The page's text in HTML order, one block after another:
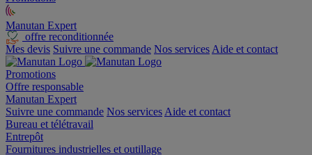
Manutan Expert
offre reconditionnée
Mes devis Suivre une commande Nos services Aide et contact
Promotions
Offre responsable
Manutan Expert
Suivre une commande Nos services Aide et contact
Bureau et télétravail
Entrepôt
Fournitures industrielles et outillage